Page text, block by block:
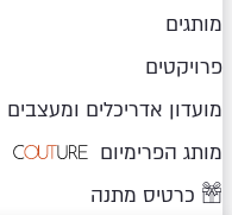
מותגים
פרויקטים
מועדון אדריכלים ומעצבים
מותג הפרימיום
כרטיס מתנה